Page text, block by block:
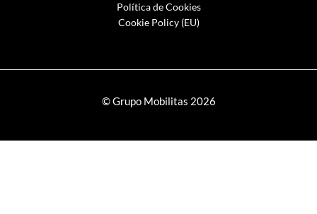
Política de Cookies
Cookie Policy (EU)
© Grupo Mobilitas 2026